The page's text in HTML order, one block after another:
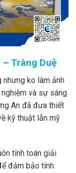
Tràng Duệ
ko làm ảnh
và sự sáng
An đã đưa thiết
kỹ thuật lẫn mỹ
tính toán giải
đảm bảo tính